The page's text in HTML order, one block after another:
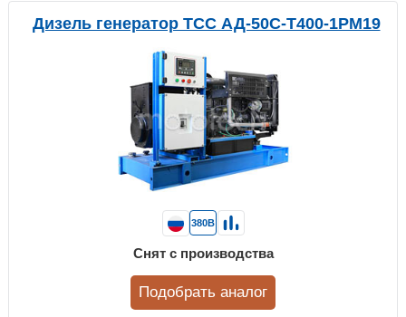
Дизель генератор ТСС АД-50С-Т400-1РМ19
380В
Снят с производства
Подобрать аналог